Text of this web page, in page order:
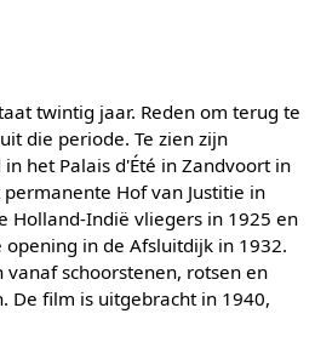
twintig jaar. Reden om terug te
die periode. Te zien zijn
het Palais d'Été in Zandvoort in
Hof van Justitie in
Holland-Indië vliegers in 1925 en
in de Afsluitdijk in 1932.
schoorstenen, rotsen en
De film is uitgebracht in 1940,